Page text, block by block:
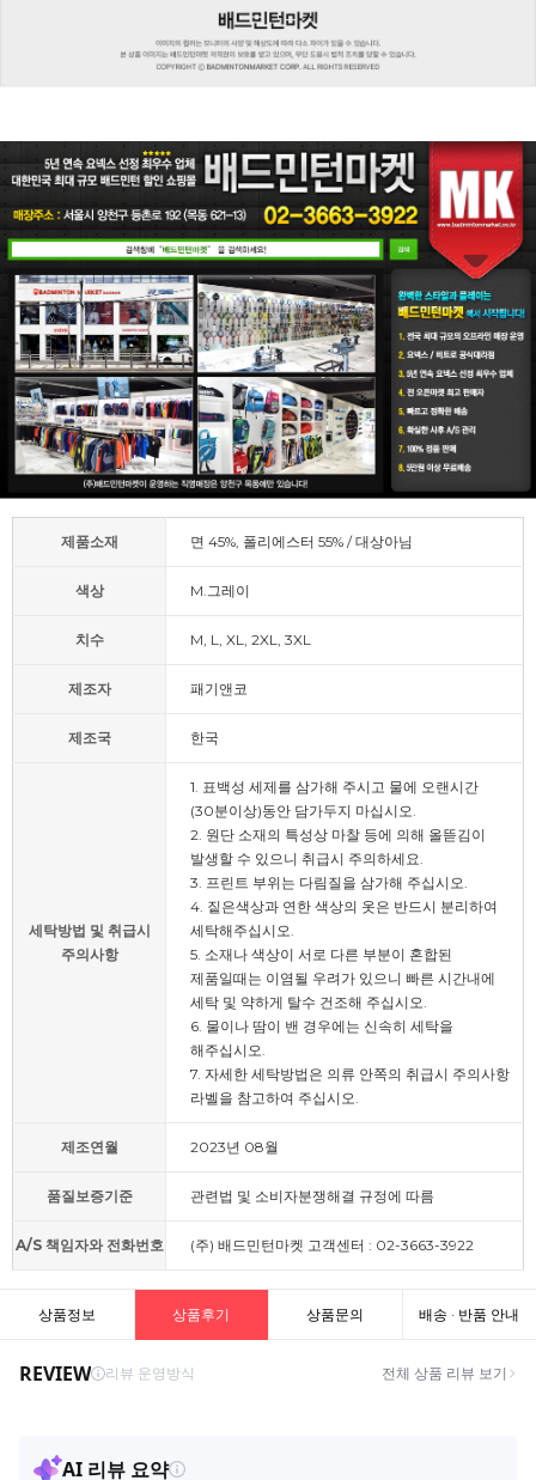
제품소재 면 45%, 폴리에스터 55% / 대상아님
색상 M.그레이
치수 M, L, XL, 2XL, 3XL
제조자 패기앤코
제조국 한국
세탁방법 및 취급시
주의사항
1. 표백성 세제를 삼가해 주시고 물에 오랜시간
(30분이상)동안 담가두지 마십시오.
2. 원단 소재의 특성상 마찰 등에 의해 올뜯김이
발생할 수 있으니 취급시 주의하세요.
3. 프린트 부위는 다림질을 삼가해 주십시오.
4. 짙은색상과 연한 색상의 옷은 반드시 분리하여
세탁해주십시오.
5. 소재나 색상이 서로 다른 부분이 혼합된
제품일때는 이염될 우려가 있으니 빠른 시간내에
세탁 및 약하게 탈수 건조해 주십시오.
6. 물이나 땀이 밴 경우에는 신속히 세탁을
해주십시오.
7. 자세한 세탁방법은 의류 안쪽의 취급시 주의사항
라벨을 참고하여 주십시오.
제조연월 2023년 08월
품질보증기준 관련법 및 소비자분쟁해결 규정에 따름
A/S 책임자와 전화번호 (주) 배드민턴마켓 고객센터 : 02-3663-3922
상품정보 상품후기 상품문의 배송 · 반품 안내